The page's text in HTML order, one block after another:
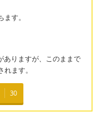
す。
ありますが、このままで
ます。
30